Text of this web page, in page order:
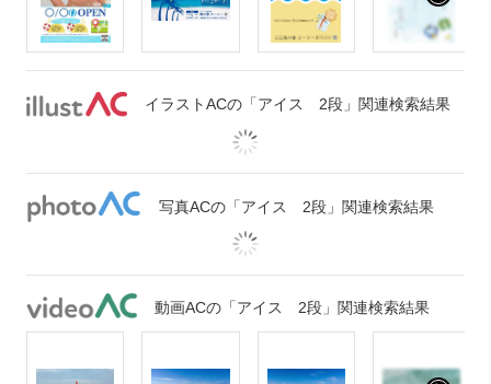
イラストACの「アイス 2段」関連検索結果
写真ACの「アイス 2段」関連検索結果
動画ACの「アイス 2段」関連検索結果